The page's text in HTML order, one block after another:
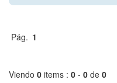
Pág. 1
Viendo 0 items : 0 - 0 de 0